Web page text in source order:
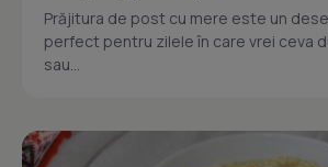
Prăjitura de post cu mere este un
perfect pentru zilele în care vrei ceva
sau...